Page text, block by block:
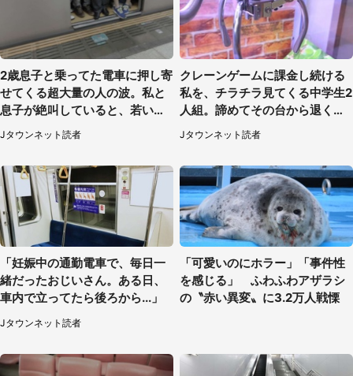
2歳息子と乗ってた電車に押し寄
せてくる超大量の人の波。私と
息子が絶叫していると、若いカ
ップルの乗客が...（東京都・60
代女性）
Jタウンネット読者
クレーンゲームに課金し続ける
私を、チラチラ見てくる中学生2
人組。諦めてその台から退く
と、後ろから声が（東京都・40
代女性）
Jタウンネット読者
「妊娠中の通勤電車で、毎日一
緒だったおじいさん。ある日、
車内で立ってたら後ろから...」
Jタウンネット読者
「可愛いのにホラー」「事件性
を感じる」 ふわふわアザラシ
の〝赤い異変〟に3.2万人戦慄